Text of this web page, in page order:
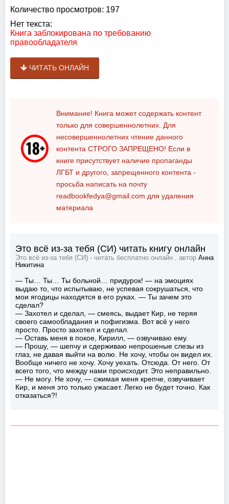
Количество просмотров: 197
Нет текста:
Книга заблокирована по требованию
правообладателя
ЧИТАТЬ ОНЛАЙН
Внимание! Книга может содержать контент
только для совершеннолетних. Для
несовершеннолетних чтение данного
контента СТРОГО ЗАПРЕЩЕНО! Если в
книге присутствует наличие пропаганды
ЛГБТ и другого, запрещенного контента -
просьба написать на почту
readbookfedya@gmail.com для удаления
материала
Это всё из-за тебя (СИ) читать книгу онлайн
Это всё из-за тебя (СИ) - читать бесплатно онлайн , автор Анна
Никитина
— Ты… Ты… Ты больной… придурок! — на эмоциях
выдаю то, что испытываю, не успевая сокрушаться, что
мои ягодицы находятся в его руках. — Ты зачем это
сделал?
— Захотел и сделал, — смеясь, выдает Кир, не теряя
своего самообладания и пофигизма. Вот всё у него
просто. Просто захотел и сделал.
— Оставь меня в покое, Кирилл, — озвучиваю ему.
— Прошу, — шепчу и сдерживаю непрошеные слезы из
глаз, не давая выйти на волю. Не хочу, чтобы он видел их.
Вообще ничего не хочу. Хочу уехать. Отсюда. От него. От
всего того, что между нами происходит. Это неправильно.
— Не могу. Не хочу, — сжимая меня крепче, озвучивает
Кир, и меня это только ужасает. Легко не будет точно. Как
отказаться?!